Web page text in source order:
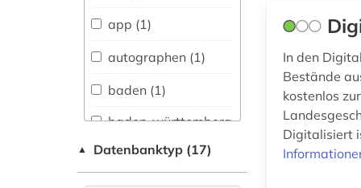
Außereuropäische
Sprachen und
Literaturen (0)
Anglistik.
Amerikanistik (0)
app (1)
autographen (1)
baden (1)
baden-württemberg
bestandserhalt (1)
▲ Datenbanktyp (17)
In den
Bestände
kostenlos
Digitalisiert